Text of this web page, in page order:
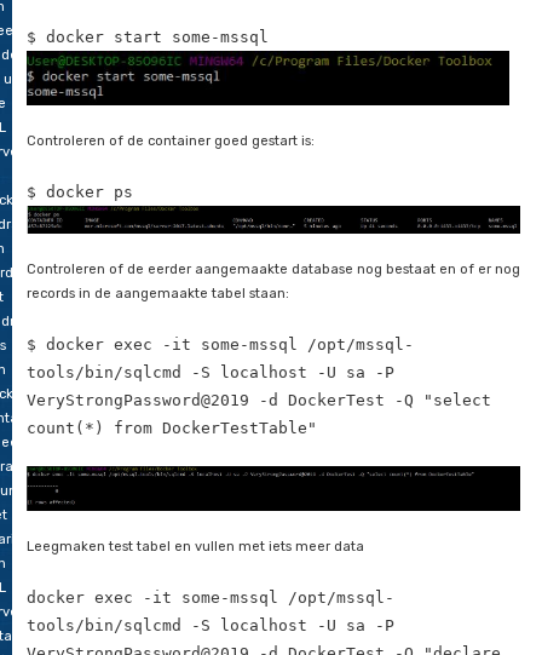
$ docker volume ls
Starten van de docker container
Controleren of de container goed gestart is:
Controleren of de eerder aangemaakte database nog
$ docker exec -it some-mssql /opt/mssql-